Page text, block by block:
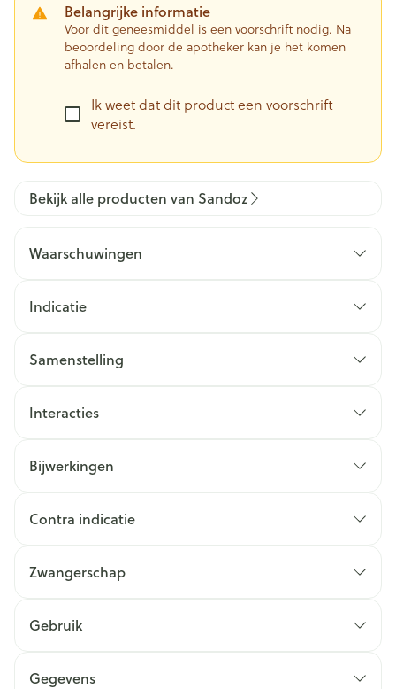
Belangrijke informatie
Voor dit geneesmiddel is een voorschrift nodig. Na
beoordeling door de apotheker kan je het komen
afhalen en betalen.
Ik weet dat dit product een voorschrift
vereist.
Bekijk alle producten van Sandoz
Waarschuwingen
Indicatie
Samenstelling
Interacties
Bijwerkingen
Contra indicatie
Zwangerschap
Gebruik
Gegevens